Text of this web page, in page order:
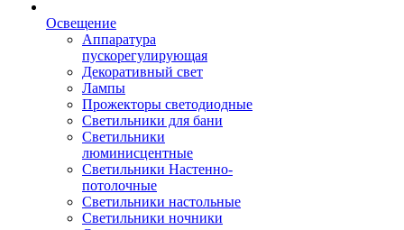
Освещение
Аппаратура
пускорегулирующая
Декоративный свет
Лампы
Прожекторы светодиодные
Светильники для бани
Светильники
люминисцентные
Светильники Настенно-
потолочные
Светильники настольные
Светильники ночники